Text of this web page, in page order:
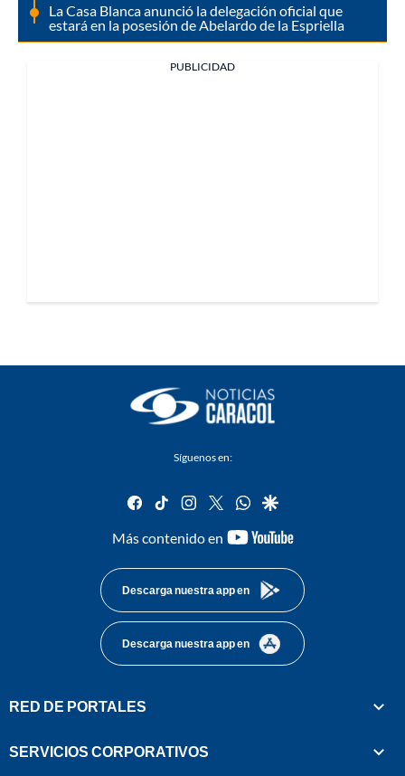
La Casa Blanca anunció la delegación oficial que
estará en la posesión de Abelardo de la Espriella
PUBLICIDAD
Síguenos en:
facebook
tiktok instagram
twitterwhatsapp
google
Más contenido en
youtube-
Descarga nuestra app en
Descarga nuestra app en
RED DE PORTALES
SERVICIOS CORPORATIVOS